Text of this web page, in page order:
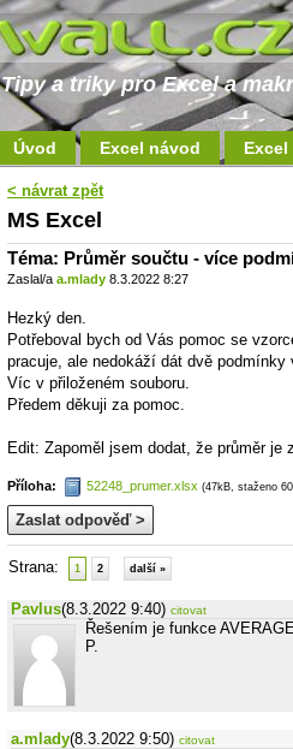
Tipy a triky pro Excel a
Úvod Excel návod
< návrat zpět
MS Excel
Téma: Průměr součtu - více
Zaslal/a a.mlady 8.3.2022 8:27
Hezký den.
Potřeboval bych od Vás pomoc se
pracuje, ale nedokáží dát dvě podmínky
Víc v přiloženém souboru.
Předem děkuji za pomoc.
Edit: Zapoměl jsem dodat, že průměr je
Příloha: 52248_prumer.xlsx (47kB, staženo
Zaslat odpověď >
Strana: 1 2 další »
Pavlus(8.3.2022 9:40) citovat
Řešením je funkce
P.
a.mlady(8.3.2022 9:50) citovat